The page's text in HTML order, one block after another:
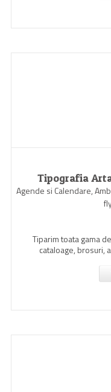
Tipografia
Agende si Calendare,
Tiparim toata gama
cataloage, brosuri,